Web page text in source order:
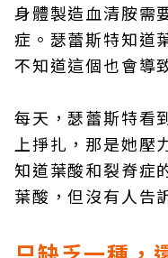
身體製造血清胺需
症。瑟蕾斯特知道
不知道這個也會導
每天，瑟蕾斯特看
上掙扎，那是她壓
知道葉酸和裂脊症
葉酸，但沒有人告